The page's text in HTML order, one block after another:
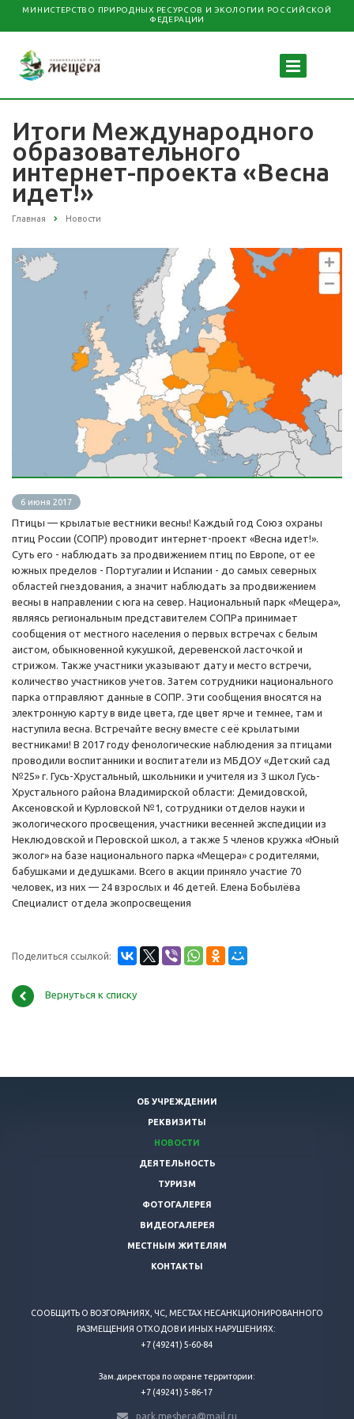
МИНИСТЕРСТВО ПРИРОДНЫХ РЕСУРСОВ И ЭКОЛОГИИ РОССИЙСКОЙ
ФЕДЕРАЦИИ
Итоги Международного
образовательного
интернет-проекта «Весна
идет!»
Главная Новости
6 июня 2017
Птицы — крылатые вестники весны! Каждый год Союз охраны
птиц России (СОПР) проводит интернет-проект «Весна идет!».
Суть его - наблюдать за продвижением птиц по Европе, от ее
южных пределов - Португалии и Испании - до самых северных
областей гнездования, а значит наблюдать за продвижением
весны в направлении с юга на север. Национальный парк «Мещера»,
являясь региональным представителем СОПРа принимает
сообщения от местного населения о первых встречах с белым
аистом, обыкновенной кукушкой, деревенской ласточкой и
стрижом. Также участники указывают дату и место встречи,
количество участников учетов. Затем сотрудники национального
парка отправляют данные в СОПР. Эти сообщения вносятся на
электронную карту в виде цвета, где цвет ярче и темнее, там и
наступила весна. Встречайте весну вместе с её крылатыми
вестниками! В 2017 году фенологические наблюдения за птицами
проводили воспитанники и воспитатели из МБДОУ «Детский сад
№25» г. Гусь-Хрустальный, школьники и учителя из 3 школ Гусь-
Хрустального района Владимирской области: Демидовской,
Аксеновской и Курловской №1, сотрудники отделов науки и
экологического просвещения, участники весенней экспедиции из
Неклюдовской и Перовской школ, а также 5 членов кружка «Юный
эколог» на базе национального парка «Мещера» с родителями,
бабушками и дедушками. Всего в акции приняло участие 70
человек, из них — 24 взрослых и 46 детей. Елена Бобылёва
Специалист отдела экопросвещения
Поделиться ссылкой:
Вернуться к списку
ОБ УЧРЕЖДЕНИИ
РЕКВИЗИТЫ
НОВОСТИ
ДЕЯТЕЛЬНОСТЬ
ТУРИЗМ
ФОТОГАЛЕРЕЯ
ВИДЕОГАЛЕРЕЯ
МЕСТНЫМ ЖИТЕЛЯМ
КОНТАКТЫ
СООБЩИТЬ О ВОЗГОРАНИЯХ, ЧС, МЕСТАХ НЕСАНКЦИОНИРОВАННОГО
РАЗМЕЩЕНИЯ ОТХОДОВ И ИНЫХ НАРУШЕНИЯХ:
+7 (49241) 5-60-84
Зам.директора по охране территории:
+7 (49241) 5-86-17
park.meshera@mail.ru